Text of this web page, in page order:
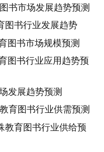
书市场发展趋势预测
图书行业发展趋势
图书市场规模预测
图书行业应用趋势预
发展趋势预测
育图书行业供需预测
教育图书行业供给预